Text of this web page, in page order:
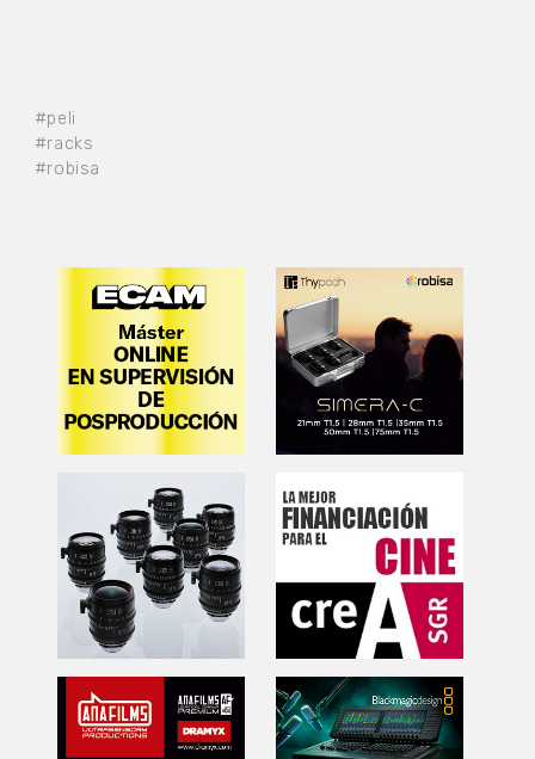
#peli
#racks
#robisa